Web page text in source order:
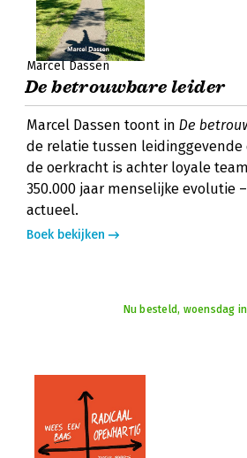
Marcel Dassen
De betrouwbare leider
Marcel Dassen toont in De
de relatie tussen leidinggevende
de oerkracht is achter loyale
350.000 jaar menselijke evolutie
actueel.
Boek bekijken
Nu besteld, woensdag